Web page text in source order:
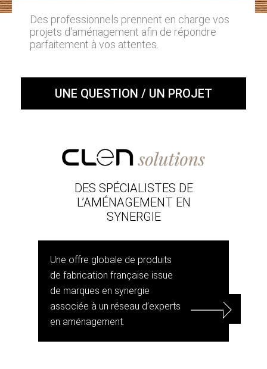
Des professionnels prennent en charge vos
projets d'aménagement afin de répondre
parfaitement à vos attentes.
UNE QUESTION / UN PROJET
DES SPÉCIALISTES DE
L’AMÉNAGEMENT EN
SYNERGIE
Une offre globale de produits
de fabrication française issue
de marques en synergie
associée à un réseau d’experts
en aménagement.